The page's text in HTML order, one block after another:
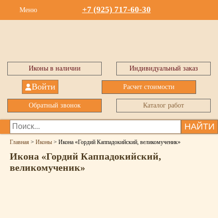
Меню +7 (925) 717-60-30
Иконы в наличии Индивидуальный заказ
Войти Расчет стоимости
Обратный звонок Каталог работ
НАЙТИ
Главная > Иконы > Икона «Гордий Каппадокийский, великомученик»
Икона «Гордий Каппадокийский,
великомученик»